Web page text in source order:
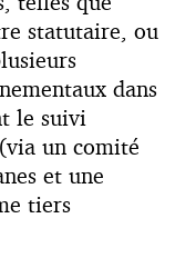
statutaire, ou
dans
le suivi
un comité
et une
tiers